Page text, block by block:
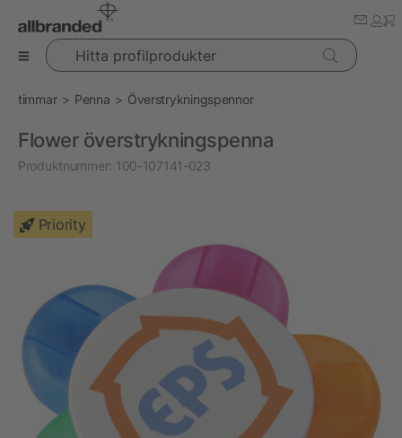
Hitta profilprodukter
timmar Penna Överstrykningspennor
Flower överstrykningspenna
Produktnummer: 100-107141-023
Priority